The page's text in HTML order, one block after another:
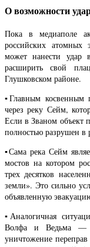
О возможности
Пока в медиаполе
российских атомных
может нанести удар
расширить свой
Глушковском районе.
▪️Главным косвенным
через реку Сейм,
Если в Званом объект
полностью разрушен в
▪️Сама река Сейм
мостов на котором
трех десятков
земли». Это сильно
объявленную
▪️Аналогичная
Волфа и Ведьма —
уничтожение